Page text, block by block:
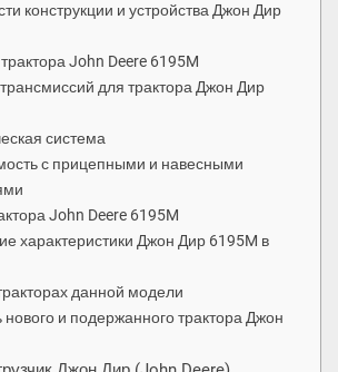
конструкции и устройства Джон Дир
John Deere 6195M
для трактора Джон Дир
система
с прицепными и навесными
John Deere 6195M
характеристики Джон Дир 6195M в
данной модели
и подержанного трактора Джон